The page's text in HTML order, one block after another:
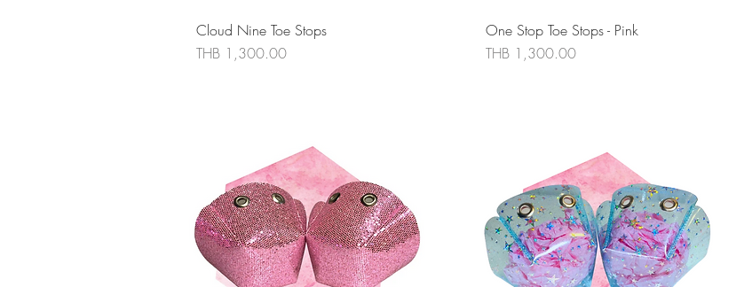
ดูข้อมูลด่วน
Cloud Nine Toe Stops
ราคา
THB 1,300.00
ดูข้อมูลด่วน
One Stop Toe Stops - Pink
ราคา
THB 1,300.00